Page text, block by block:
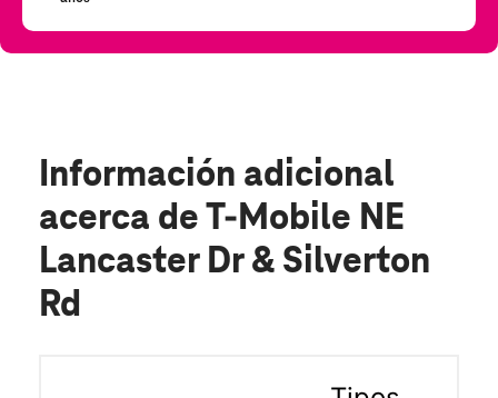
Información adicional
acerca de T-Mobile NE
Lancaster Dr & Silverton
Rd